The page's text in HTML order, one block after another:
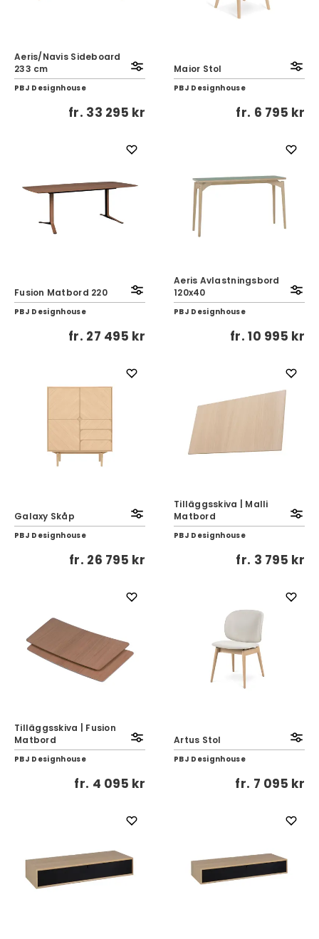
Aeris/Navis Sideboard
233 cm
PBJ Designhouse
fr. 33 295 kr
Maior Stol
PBJ Designhouse
fr. 6 795 kr
Fusion Matbord 220
PBJ Designhouse
fr. 27 495 kr
Aeris Avlastningsbord
120x40
PBJ Designhouse
fr.10 995 kr
Galaxy Skåp
PBJ Designhouse
fr. 26 795 kr
Tilläggsskiva | Malli
Matbord
PBJ Designhouse
fr. 3 795 kr
Tilläggsskiva | Fusion
Matbord
PBJ Designhouse
fr. 4 095 kr
Artus Stol
PBJ Designhouse
fr. 7 095 kr